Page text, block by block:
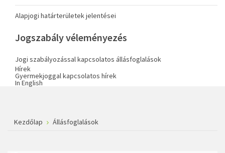
Alapjogi határterületek jelentései
Jogszabály véleményezés
Jogi szabályozással kapcsolatos állásfoglalások
Hírek
Gyermekjoggal kapcsolatos hírek
In English
Kezdőlap Állásfoglalások